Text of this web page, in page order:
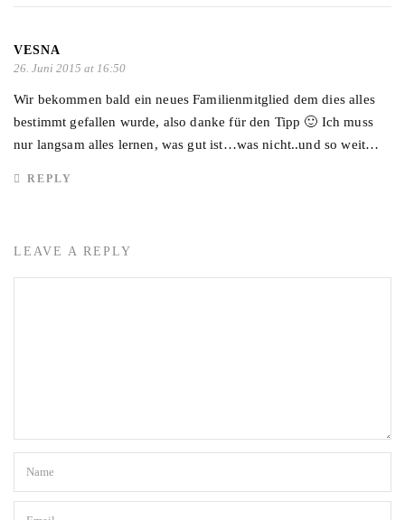
VESNA
26. Juni 2015 at 16:50
Wir bekommen bald ein neues Familienmitglied dem dies alles
bestimmt gefallen wurde, also danke für den Tipp 🙂 Ich muss
nur langsam alles lernen, was gut ist…was nicht..und so weit…
REPLY
LEAVE A REPLY